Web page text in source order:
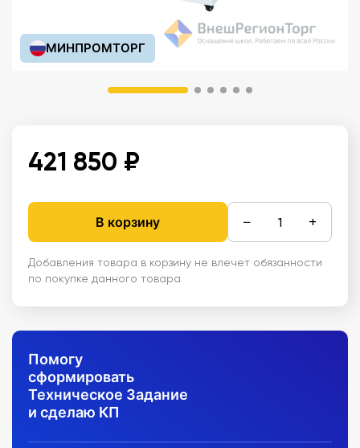
МИНПРОМТОРГ
421 850 ₽
В корзину − +
Добавления товара в корзину не влечет обязанности
по покупке данного товара
Помогу
сформировать
Техническое Задание
и сделаю КП